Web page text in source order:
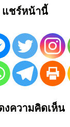
แชร์หน้านี้
งความคิดเห็น